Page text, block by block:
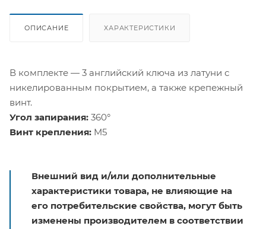
ОПИСАНИЕ ХАРАКТЕРИСТИКИ
В комплекте — 3 английский ключа из латуни с
никелированным покрытием, а также крепежный
винт.
Угол запирания: 360°
Винт крепления: M5
Внешний вид и/или дополнительные
характеристики товара, не влияющие на
его потребительские свойства, могут быть
изменены производителем в соответствии